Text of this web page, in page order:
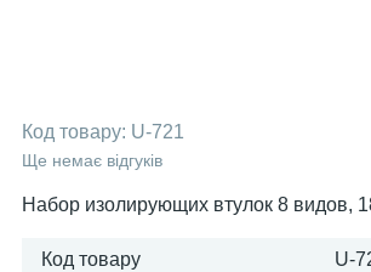
Код товару: U-721
Ще немає відгуків
Набор изолирующих втулок 8 видов,
Код товару U-